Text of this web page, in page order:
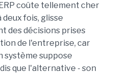
coûte tellement cher
fois, glisse
des décisions prises
de l'entreprise, car
système suppose
que l'alternative - son